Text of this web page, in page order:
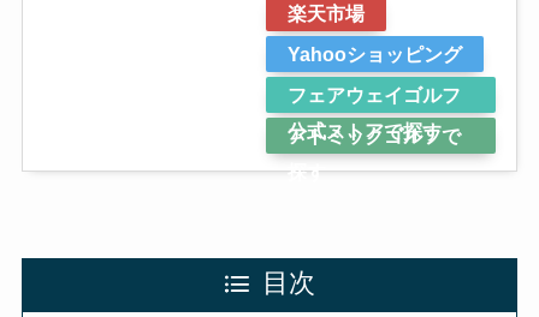
楽天市場
Yahooショッピング
フェアウェイゴルフ
公式ストアで探す
アトミックゴルフで
探す
目次